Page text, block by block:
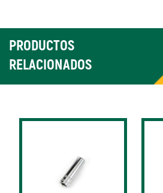
PRODUCTOS
RELACIONADOS